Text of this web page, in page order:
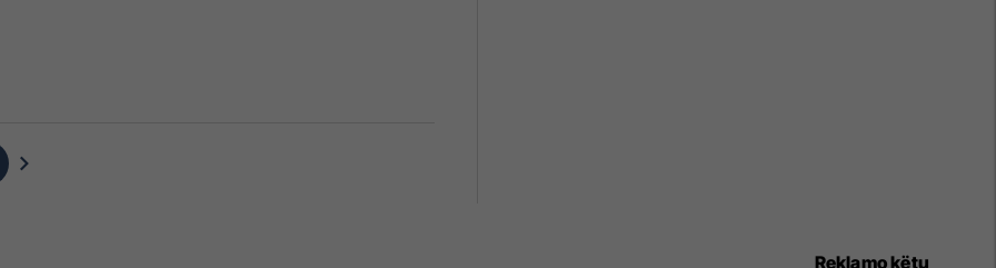
Reklamo këtu